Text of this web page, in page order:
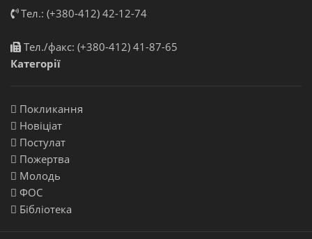
Тел.: (+380-412) 42-12-74
Тел./факс: (+380-412) 41-87-65
Категорії
Покликання
Новіціат
Постулат
Пожертва
Молодь
ФОС
Бібліотека